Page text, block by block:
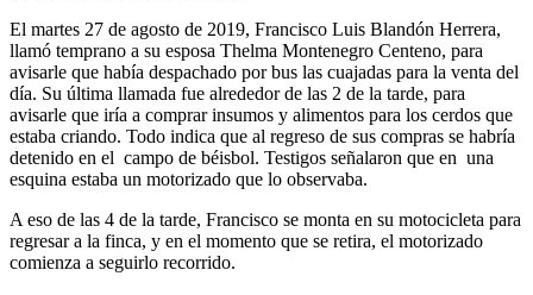
El martes 27 de agosto de 2019, Francisco Luis Blandón Herrera,
llamó temprano a su esposa Thelma Montenegro Centeno, para
avisarle que había despachado por bus las cuajadas para la venta del
día. Su última llamada fue alrededor de las 2 de la tarde, para
avisarle que iría a comprar insumos y alimentos para los cerdos que
estaba criando. Todo indica que al regreso de sus compras se habría
detenido en el campo de béisbol. Testigos señalaron que en una
esquina estaba un motorizado que lo observaba.
A eso de las 4 de la tarde, Francisco se monta en su motocicleta para
regresar a la finca, y en el momento que se retira, el motorizado
comienza a seguirlo recorrido.